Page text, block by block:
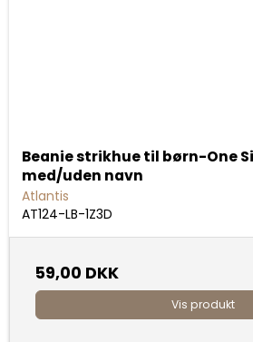
Beanie strikhue til børn-One
med/uden navn
Atlantis
AT124-LB-1Z3D
59,00 DKK
Vis produkt